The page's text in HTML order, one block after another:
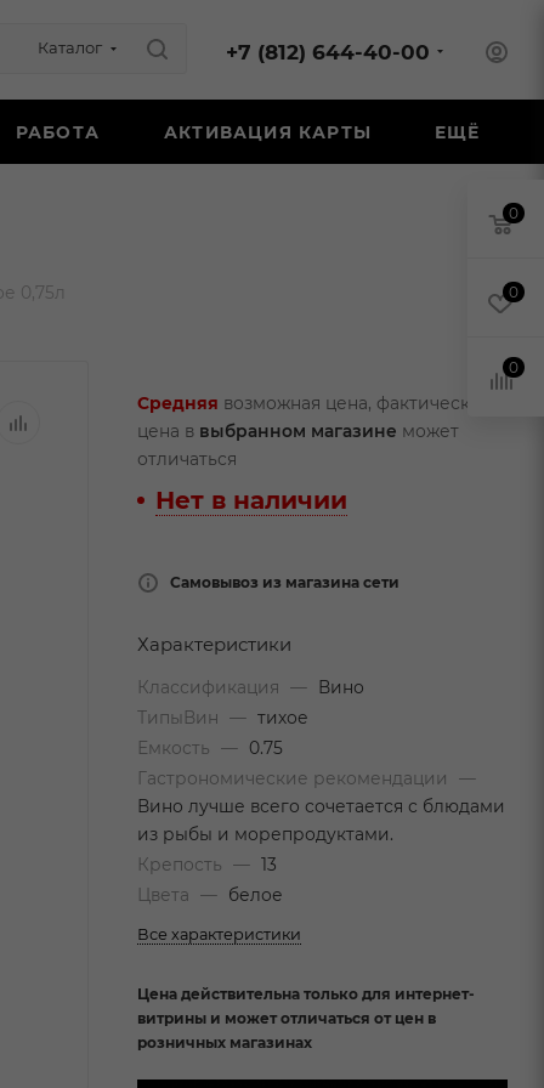
Каталог +7 (812) 644-40-00
РАБОТА АКТИВАЦИЯ КАРТЫ ЕЩЁ
0,75л
Средняя возможная цена, фактическая
цена в выбранном магазине может
отличаться
Нет в наличии
Самовывоз из магазина сети
Характеристики
Классификация —
Вино
ТипыВин
— тихое
Емкость
—
0.75
Гастрономические рекомендации
—
Вино лучше всего сочетается с блюдами
из рыбы и морепродуктами.
Крепость
— 13
Цвета
— белое
Все характеристики
Цена действительна только для интернет-
витрины и может отличаться от цен в
розничных магазинах
0
0
0